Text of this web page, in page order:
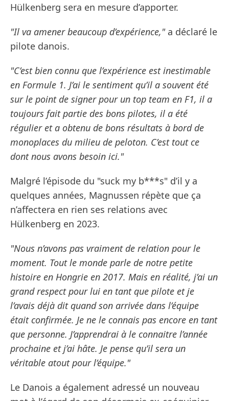
Hülkenberg sera en mesure d’apporter.
"Il va amener beaucoup d’expérience,"a déclaré le
pilote danois.
"C’est bien connu que l’expérience est inestimable
en Formule 1. J’ai le sentiment qu’il a souvent été
sur le point de signer pour un top team en F1, il a
toujours fait partie des bons pilotes, il a été
régulier et a obtenu de bons résultats à bord de
monoplaces du milieu de peloton. C’est tout ce
dont nous avons besoin ici."
Malgré l’épisode du "suck my b***s" d’il y a
quelques années, Magnussen répète que ça
n’affectera en rien ses relations avec
Hülkenberg en 2023.
"Nous n’avons pas vraiment de relation pour le
moment. Tout le monde parle de notre petite
histoire en Hongrie en 2017. Mais en réalité, j’ai un
grand respect pour lui en tant que pilote et je
l’avais déjà dit quand son arrivée dans l’équipe
était confirmée. Je ne le connais pas encore en tant
que personne. J’apprendrai à le connaitre l’année
prochaine et j’ai hâte. Je pense qu’il sera un
véritable atout pour l’équipe."
Le Danois a également adressé un nouveau